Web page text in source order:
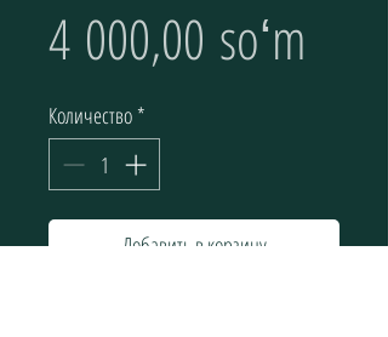
4 000,00 soʻm
Количество *
Добавить в корзину